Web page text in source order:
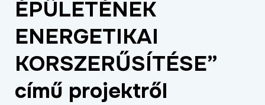
ÖSSZES PROJEKT
ÉPÜLETÉNEK
ENERGETIKAI
KORSZERŰSÍTÉSE”
című projektről